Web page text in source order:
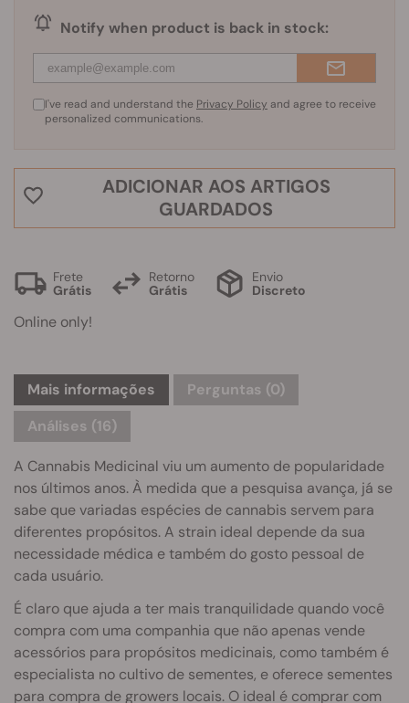
Notify when product is back in stock:
I've read and understand the Privacy Policy and agree to receive
personalized communications.
ADICIONAR AOS ARTIGOS
GUARDADOS
Frete
Grátis
Retorno
Grátis
Envio
Discreto
Online only!
Mais informações Perguntas (0)
Análises (16)
A Cannabis Medicinal viu um aumento de popularidade
nos últimos anos. À medida que a pesquisa avança, já se
sabe que variadas espécies de cannabis servem para
diferentes propósitos. A strain ideal depende da sua
necessidade médica e também do gosto pessoal de
cada usuário.
É claro que ajuda a ter mais tranquilidade quando você
compra com uma companhia que não apenas vende
acessórios para propósitos medicinais, como também é
especialista no cultivo de sementes, e oferece sementes
para compra de growers locais. O ideal é comprar com